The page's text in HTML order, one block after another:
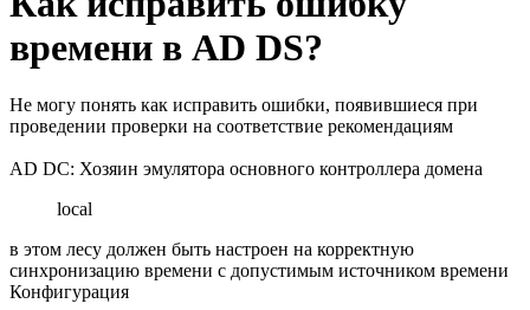
времени в AD DS?
Не могу понять как исправить ошибки, появившиеся при
проведении проверки на соответствие рекомендациям
AD DC: Хозяин эмулятора основного контроллера домена
local
в этом лесу должен быть настроен на корректную
синхронизацию времени с допустимым источником времени
Конфигурация